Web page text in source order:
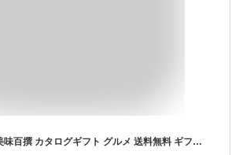
【楽天1位受賞】美味百撰 カタログギフト グルメ 送料無料 ギフト 贈答 内祝い お礼 お祝い 御祝い 母の日 父の日 お中元 敬老の日 お歳暮 グルメ ご当地グルメ 高級 お取り寄せ